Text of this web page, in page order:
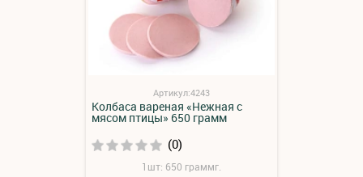
Артикул:4243
Колбаса вареная «Нежная с
мясом птицы» 650 грамм
(0)
1шт: 650 граммг.